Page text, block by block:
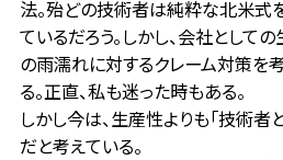
法。殆どの技術者は純粋な北米式
ているだろう。しかし、会社として
の雨濡れに対するクレーム対策を
る。正直、私も迷った時もある。
しかし今は、生産性よりも「技術者
だと考えている。